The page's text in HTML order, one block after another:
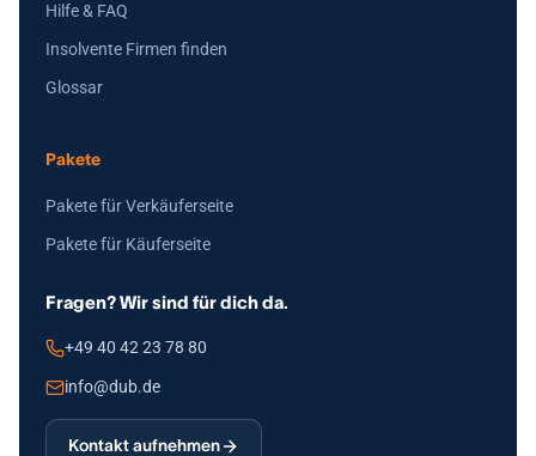
Hilfe & FAQ
Insolvente Firmen finden
Glossar
Pakete
Pakete für Verkäuferseite
Pakete für Käuferseite
Fragen? Wir sind für dich da.
+49 40 42 23 78 80
info@dub.de
Kontakt aufnehmen